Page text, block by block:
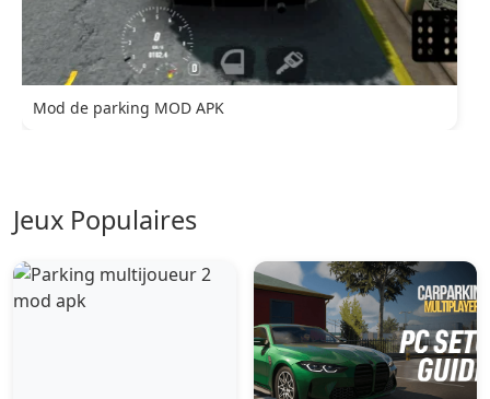
Mod de parking MOD APK
Jeux Populaires